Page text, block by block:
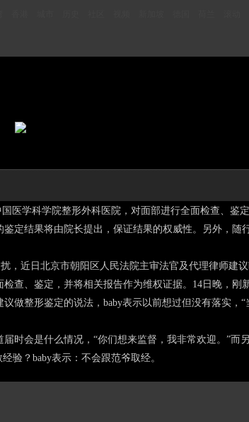
国医学科学院整形外科医院，对面部进行全面检查、鉴
定结果将由院长提出，保证结果的权威性。另外，随
，近日北京市朝阳区人民法院主审法官及代理律师建
查、鉴定，并将相关报告作为维权证据。14日晚，刚新
做整形鉴定的说法，baby表示以前想过但没有落实，
时会是什么情况，“你们想来监督，我非常欢迎。”而
验？baby表示：不会跟范爷取经。